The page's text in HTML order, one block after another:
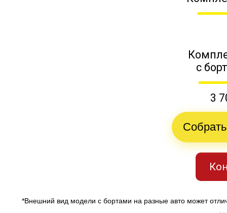
с
3
*Внешний вид модели с бортами на разные авто может